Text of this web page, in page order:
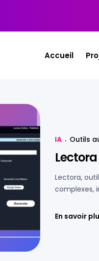
Accueil
IA Outils
Lectora,
complexes,
En savoir